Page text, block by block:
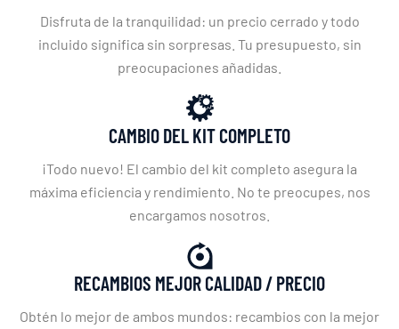
Disfruta de la tranquilidad: un precio cerrado y todo
incluido significa sin sorpresas. Tu presupuesto, sin
preocupaciones añadidas.
CAMBIO DEL KIT COMPLETO
¡Todo nuevo! El cambio del kit completo asegura la
máxima eficiencia y rendimiento. No te preocupes, nos
encargamos nosotros.
RECAMBIOS MEJOR CALIDAD / PRECIO
Obtén lo mejor de ambos mundos: recambios con la mejor